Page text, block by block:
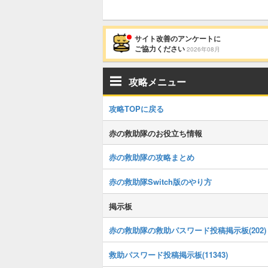
サイト改善のアンケートに
ご協力ください 2026年08月
攻略メニュー
攻略TOPに戻る
赤の救助隊のお役立ち情報
赤の救助隊の攻略まとめ
赤の救助隊Switch版のやり方
掲示板
赤の救助隊の救助パスワード投稿掲示板(202)
救助パスワード投稿掲示板(11343)